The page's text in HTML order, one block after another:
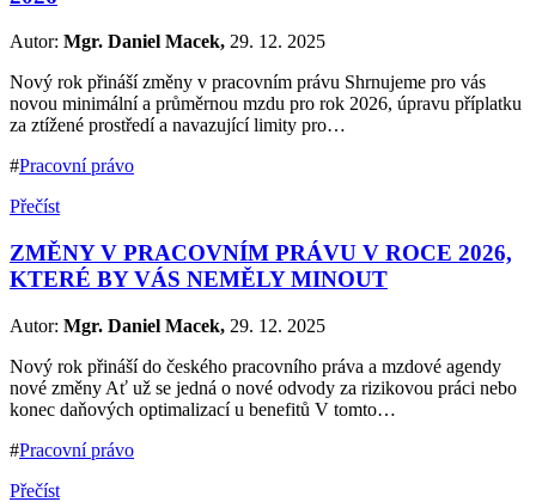
Autor: Mgr. Daniel Macek, 29. 12. 2025
Nový rok přináší změny v pracovním právu Shrnujeme pro vás
novou minimální a průměrnou mzdu pro rok 2026, úpravu příplatku
za ztížené prostředí a navazující limity pro…
#Pracovní právo
Přečíst
ZMĚNY V PRACOVNÍM PRÁVU V ROCE 2026,
KTERÉ BY VÁS NEMĚLY MINOUT
Autor: Mgr. Daniel Macek, 29. 12. 2025
Nový rok přináší do českého pracovního práva a mzdové agendy
nové změny Ať už se jedná o nové odvody za rizikovou práci nebo
konec daňových optimalizací u benefitů V tomto…
#Pracovní právo
Přečíst